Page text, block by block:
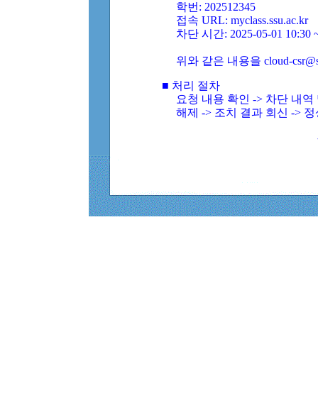
학번: 202512345
접속 URL: myclass.ssu.ac.kr
차단 시간: 2025-05-01 10:30
위와 같은 내용을 cloud-
■ 처리 절차
요청 내용 확인 -> 차단 내
해제 -> 조치 결과 회신 ->